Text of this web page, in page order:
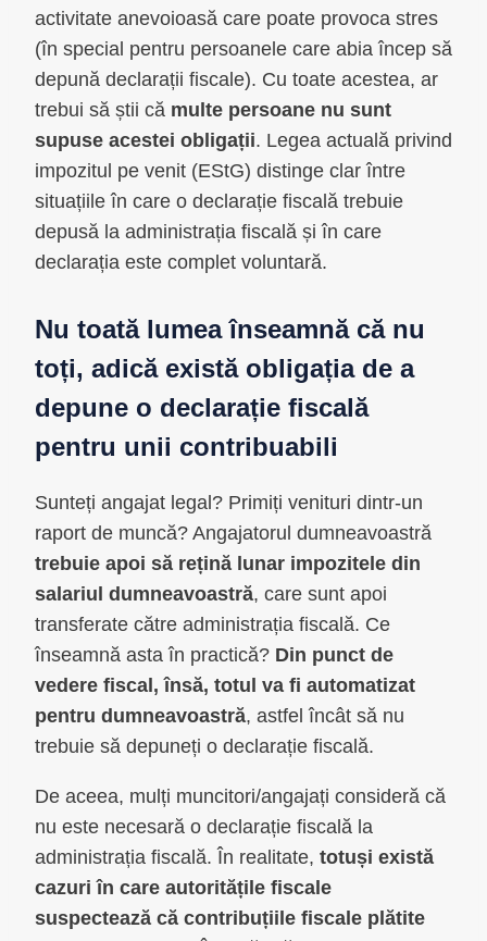
activitate anevoioasă care poate provoca stres
(în special pentru persoanele care abia încep să
depună declarații fiscale). Cu toate acestea, ar
trebui să știi că multe persoane nu sunt
supuse acestei obligații. Legea actuală privind
impozitul pe venit (EStG) distinge clar între
situațiile în care o declarație fiscală trebuie
depusă la administrația fiscală și în care
declarația este complet voluntară.
Nu toată lumea înseamnă că nu
toți, adică există obligația de a
depune o declarație fiscală
pentru unii contribuabili
Sunteți angajat legal? Primiți venituri dintr-un
raport de muncă? Angajatorul dumneavoastră
trebuie apoi să rețină lunar impozitele din
salariul dumneavoastră, care sunt apoi
transferate către administrația fiscală. Ce
înseamnă asta în practică? Din punct de
vedere fiscal, însă, totul va fi automatizat
pentru dumneavoastră, astfel încât să nu
trebuie să depuneți o declarație fiscală.
De aceea, mulți muncitori/angajați consideră că
nu este necesară o declarație fiscală la
administrația fiscală. În realitate, totuși există
cazuri în care autoritățile fiscale
suspectează că contribuțiile fiscale plătite